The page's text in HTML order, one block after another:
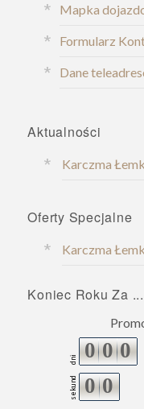
Mapka
Formularz
Dane
Aktualności
Karczma
Oferty Specjalne
Karczma
Koniec Roku Za ...
dni 0 0 0
sekund 0 0